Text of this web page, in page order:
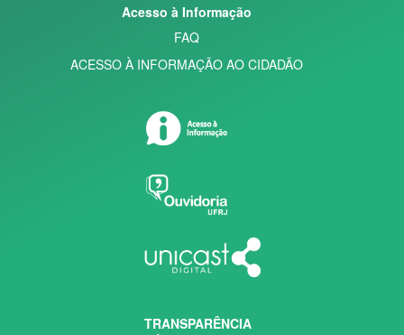
Acesso à Informação
FAQ
ACESSO À INFORMAÇÃO AO CIDADÃO
TRANSPARÊNCIA